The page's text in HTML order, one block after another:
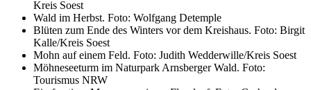
Kreis Soest
Wald im Herbst. Foto: Wolfgang Detemple
Blüten zum Ende des Winters vor dem Kreishaus. Foto: Birgit
Kalle/Kreis Soest
Mohn auf einem Feld. Foto: Judith Wedderwille/Kreis Soest
Möhneseeturm im Naturpark Arnsberger Wald. Foto:
Tourismus NRW